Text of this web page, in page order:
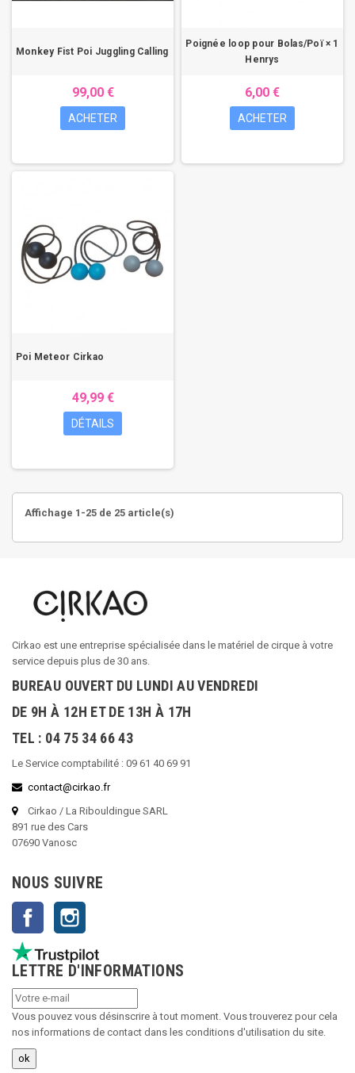
Monkey Fist Poi Juggling Calling
99,00 €
ACHETER
Poignée loop pour Bolas/Poï × 1
Henrys
6,00 €
ACHETER
Poi Meteor Cirkao
49,99 €
DÉTAILS
Affichage 1-25 de 25 article(s)
Cirkao est une entreprise spécialisée dans le matériel de cirque à votre
service depuis plus de 30 ans.
BUREAU OUVERT DU LUNDI AU VENDREDI
DE 9H À 12H ET DE 13H À 17H
TEL : 04 75 34 66 43
Le Service comptabilité : 09 61 40 69 91
contact@cirkao.fr
Cirkao / La Ribouldingue SARL
891 rue des Cars
07690 Vanosc
NOUS SUIVRE
Facebook
LETTRE D'INFORMATIONS
Vous pouvez vous désinscrire à tout moment. Vous trouverez pour cela
nos informations de contact dans les conditions d'utilisation du site.